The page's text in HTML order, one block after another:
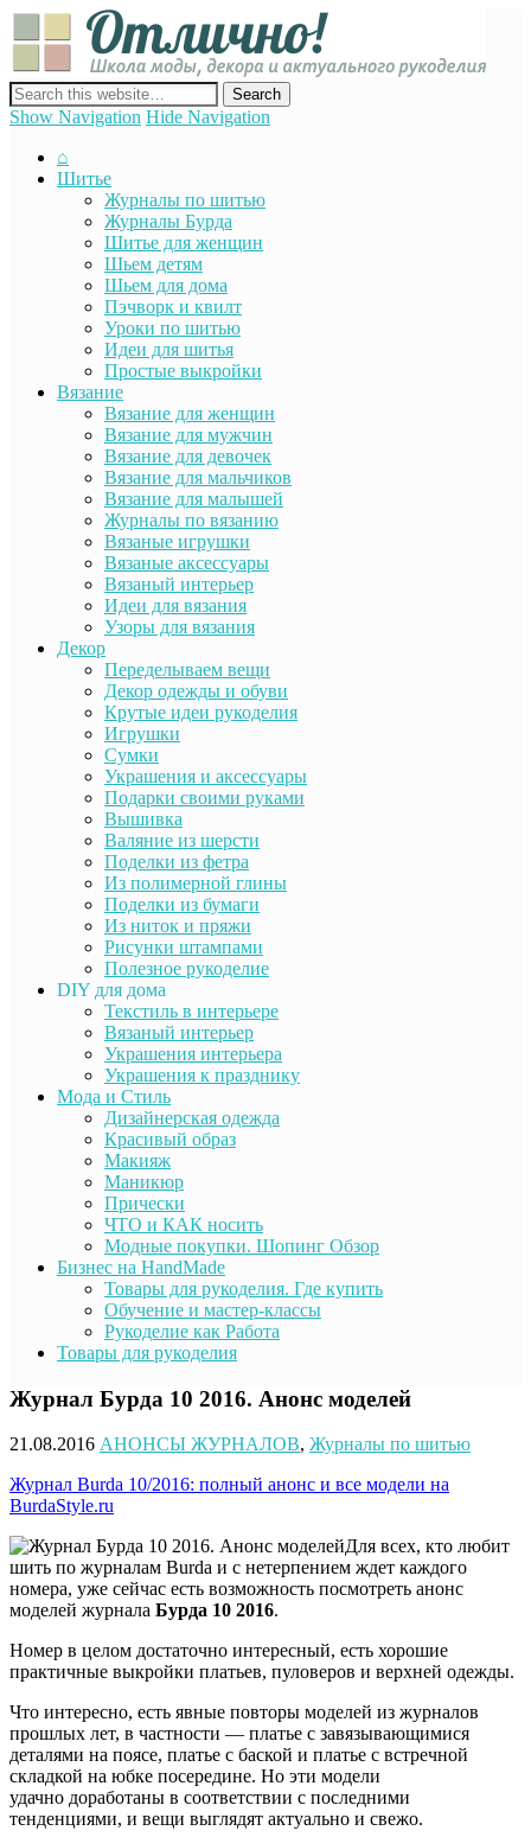
сайт о декоре, дизайне и моде, вязании, шитье и других видах
рукоделия
Show Navigation Hide Navigation
⌂
Шитье
Журналы по шитью
Журналы Бурда
Шитье для женщин
Шьем детям
Шьем для дома
Пэчворк и квилт
Уроки по шитью
Идеи для шитья
Простые выкройки
Вязание
Вязание для женщин
Вязание для мужчин
Вязание для девочек
Вязание для мальчиков
Вязание для малышей
Журналы по вязанию
Вязаные игрушки
Вязаные аксессуары
Вязаный интерьер
Идеи для вязания
Узоры для вязания
Декор
Переделываем вещи
Декор одежды и обуви
Крутые идеи рукоделия
Игрушки
Сумки
Украшения и аксессуары
Подарки своими руками
Вышивка
Валяние из шерсти
Поделки из фетра
Из полимерной глины
Поделки из бумаги
Из ниток и пряжи
Рисунки штампами
Полезное рукоделие
DIY для дома
Текстиль в интерьере
Вязаный интерьер
Украшения интерьера
Украшения к празднику
Мода и Стиль
Дизайнерская одежда
Красивый образ
Макияж
Маникюр
Прически
ЧТО и КАК носить
Модные покупки. Шопинг Обзор
Бизнес на HandMade
Товары для рукоделия. Где купить
Обучение и мастер-классы
Рукоделие как Работа
Товары для рукоделия
Журнал Бурда 10 2016. Анонс моделей
21.08.2016 АНОНСЫ ЖУРНАЛОВ, Журналы по шитью
Журнал Burda 10/2016: полный анонс и все модели на
BurdaStyle.ru
Для всех, кто любит
шить по журналам Burda и с нетерпением ждет каждого
номера, уже сейчас есть возможность посмотреть анонс
моделей журнала Бурда 10 2016.
Номер в целом достаточно интересный, есть хорошие
практичные выкройки платьев, пуловеров и верхней одежды.
Что интересно, есть явные повторы моделей из журналов
прошлых лет, в частности — платье с завязывающимися
деталями на поясе, платье с баской и платье с встречной
складкой на юбке посередине. Но эти модели
удачно доработаны в соответствии с последними
тенденциями, и вещи выглядят актуально и свежо.